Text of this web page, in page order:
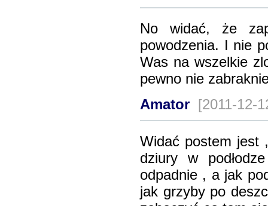
No widać, że
powodzenia. I nie
Was na wszelkie
pewno nie
Amator [2011-12-
Widać postem jest
dziury w
odpadnie , a jak
jak grzyby po